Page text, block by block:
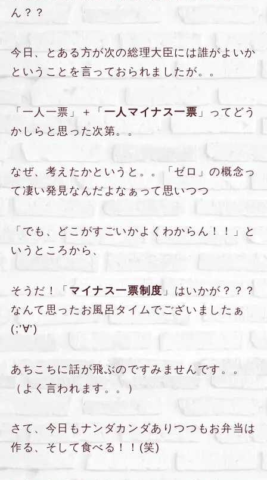
ん？？
今日、とある方が次の総理大臣には誰がよいか
ということを言っておられましたが。。
「一人一票」＋「 一人マイナス一票 」ってどう
かしらと思った次第。。
なぜ、考えたかというと。。「ゼロ」の概念っ
て凄い発見なんだよなぁって思いつつ
「でも、どこがすごいかよくわからん！！」と
いうところから、
そうだ！「 マイナス一票制度 」はいかが？？？
なんて思ったお風呂タイムでございましたぁ
(;’∀’)
あちこちに話が飛ぶのですみませんです。。
（よく言われます。。）
さて、今日もナンダカンダありつつもお弁当は
作る、そして食べる！！(笑)